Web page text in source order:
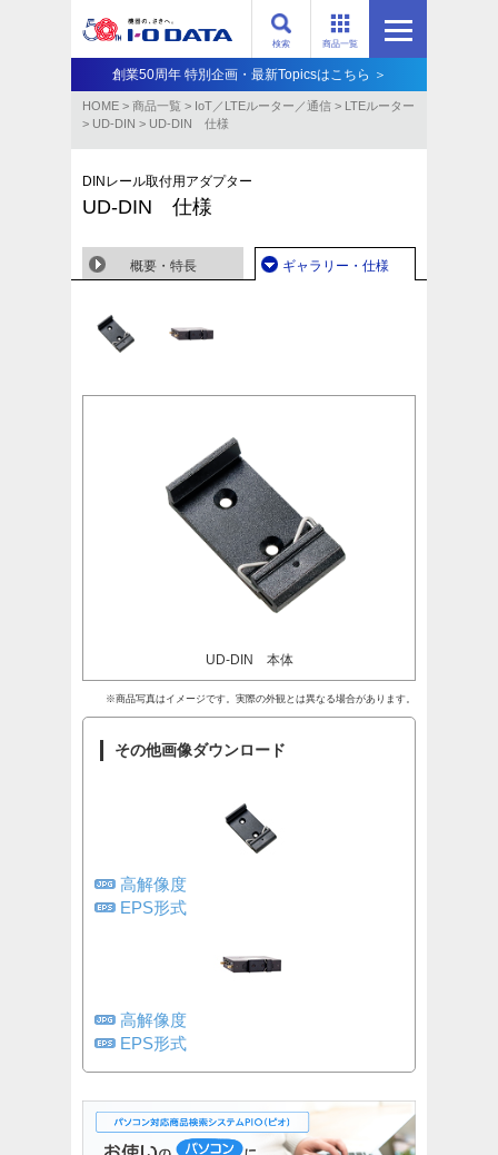
商品一覧
検索
創業50周年 特別企画・最新Topicsはこちら ＞
HOME > 商品一覧 > IoT／LTEルーター／通信 > LTEルーター
> UD-DIN > UD-DIN 仕様
DINレール取付用アダプター
UD-DIN 仕様
概要・特長 ギャラリー・仕様
UD-DIN 本体
※商品写真はイメージです。実際の外観とは異なる場合があります。
その他画像ダウンロード
高解像度
EPS形式
高解像度
EPS形式